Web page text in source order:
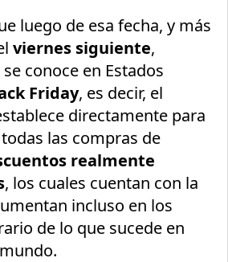
luego de esa fecha, y más
viernes siguiente,
conoce en Estados
Friday, es decir, el
directamente para
las compras de
realmente
, los cuales cuentan con la
incluso en los
de lo que sucede en